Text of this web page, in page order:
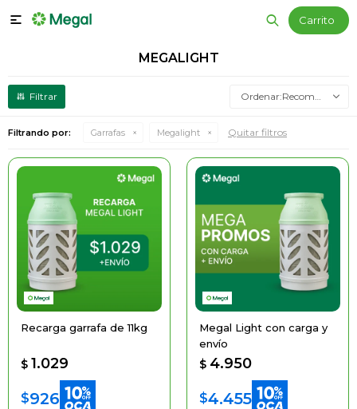

MEGALIGHT
Recomendados
Filtrando por: Garrafas Megalight Quitar filtros
Recarga garrafa de 11kg
$ 1.029
$926
Megal Light con carga y
envío
$ 4.950
$4.455